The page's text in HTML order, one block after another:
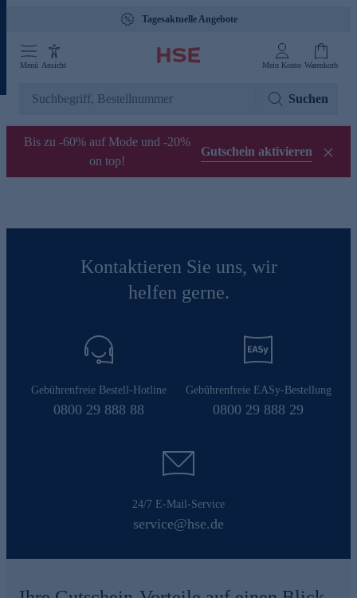
Tagesaktuelle Angebote
Menü Ansicht Mein Konto Warenkorb
Suchen
Bis zu -60% auf Mode und -20%
on top!
Gutschein aktivieren
Kontaktieren Sie uns, wir
helfen gerne.
Gebührenfreie Bestell-Hotline
0800 29 888 88
Gebührenfreie EASy-Bestellung
0800 29 888 29
24/7 E-Mail-Service
service@hse.de